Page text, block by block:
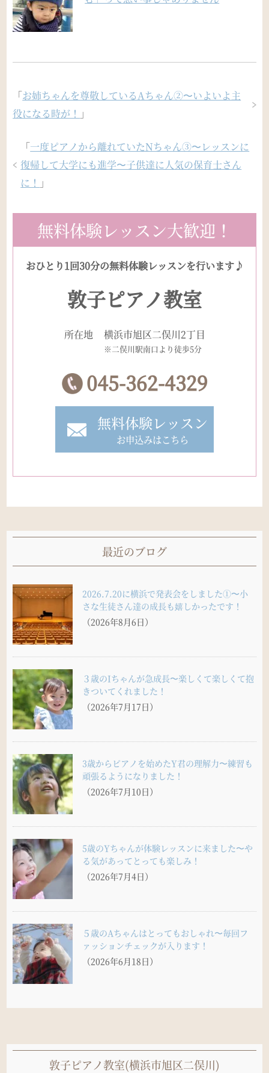
「お姉ちゃんを尊敬しているAちゃん②〜いよいよ主
役になる時が！ 」
「一度ピアノから離れていたNちゃん③〜レッスンに
復帰して大学にも進学〜子供達に人気の保育士さん
に！ 」
無料体験レッスン大歓迎！
おひとり1回30分の無料体験レッスンを行います♪
敦子ピアノ教室
所在地 横浜市旭区二俣川2丁目
※二俣川駅南口より徒歩5分
045-362-4329
無料体験レッスン
お申込みはこちら
最近のブログ
2026.7.20に横浜で発表会をしました①〜小
さな生徒さん達の成長も嬉しかったです！
（2026年8月6日）
３歳のIちゃんが急成長〜楽しくて楽しくて抱
きついてくれました！
（2026年7月17日）
3歳からピアノを始めたY君の理解力〜練習も
頑張るようになりました！
（2026年7月10日）
5歳のYちゃんが体験レッスンに来ました〜や
る気があってとっても楽しみ！
（2026年7月4日）
５歳のAちゃんはとってもおしゃれ〜毎回フ
ァッションチェックが入ります！
（2026年6月18日）
敦子ピアノ教室(横浜市旭区二俣川)